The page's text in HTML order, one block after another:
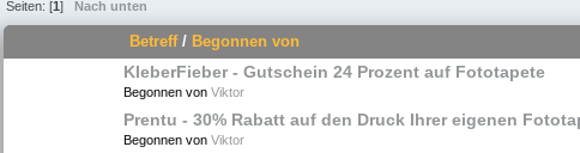
Seiten: [1] Nach unten
Betreff/ Begonnen von
KleberFieber - Gutschein 24 Prozent auf Fototapete
Begonnen von Viktor
Prentu - 30% Rabatt auf den Druck Ihrer eigenen
Begonnen von Viktor